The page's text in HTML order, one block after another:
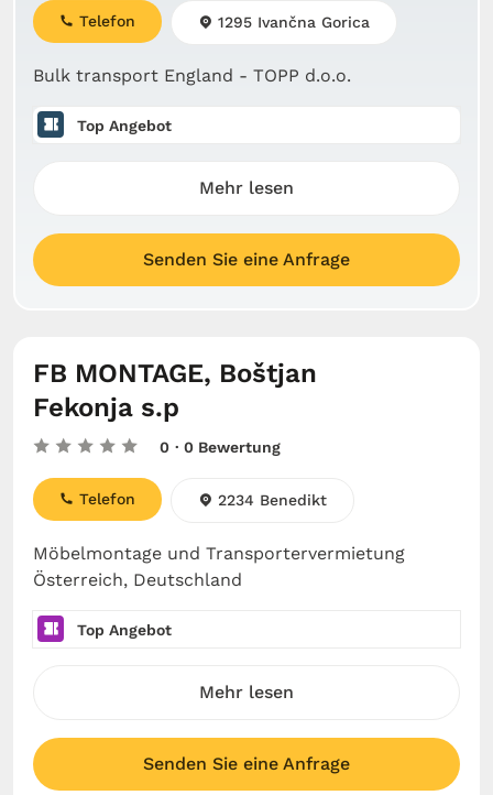
Bulk transport England - TOPP d.o.o.
Telefon 1295 Ivančna Gorica
Top Angebot
Mehr lesen
Senden Sie eine Anfrage
FB MONTAGE, Boštjan
Fekonja s.p
0 · 0 Bewertung
Möbelmontage und Transportervermietung
Österreich, Deutschland
Telefon 2234 Benedikt
Top Angebot
Mehr lesen
Senden Sie eine Anfrage